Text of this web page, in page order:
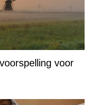
voor